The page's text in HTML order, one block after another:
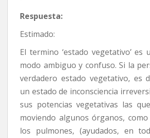
Respuesta:
Estimado:
El termino ‘estado vegetativo’ es
modo ambiguo y confuso. Si la
verdadero estado vegetativo, es
un estado de inconsciencia
sus potencias vegetativas las
moviendo algunos órganos,
los pulmones, (ayudados, en